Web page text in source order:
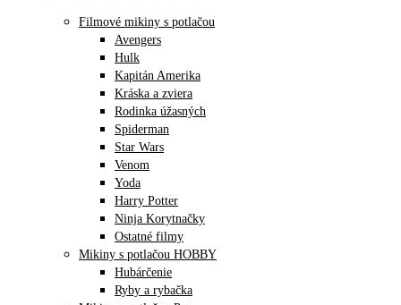
Filmové mikiny s potlačou
Avengers
Hulk
Kapitán Amerika
Kráska a zviera
Rodinka úžasných
Spiderman
Star Wars
Venom
Yoda
Harry Potter
Ninja Korytnačky
Ostatné filmy
Mikiny s potlačou HOBBY
Hubárčenie
Ryby a rybačka